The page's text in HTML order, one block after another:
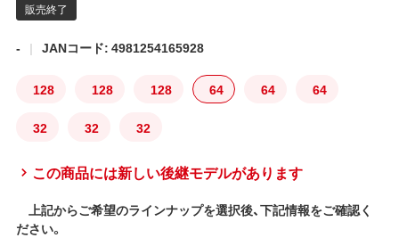
- JANコード: 4981254165928
128 128 128 64 64 64
32 32 32
この商品には新しい後継モデルがあります
上記からご希望のラインナップを選択後、下記情報をご確認く
ださい。